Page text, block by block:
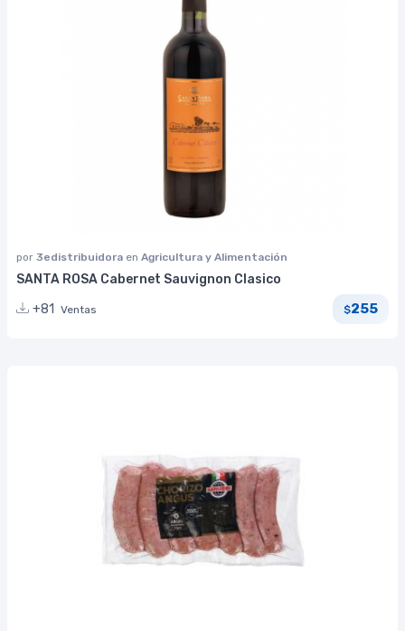
por 3edistribuidora en Agricultura y Alimentación
SANTA ROSA Cabernet Sauvignon Clasico
+81
Ventas $255